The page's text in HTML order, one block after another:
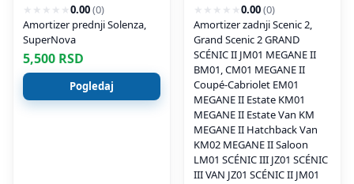
★ ★ ★ ★ ★ 0.00(0)
Amortizer prednji Solenza,
SuperNova
5,500 RSD
Pogledaj
★ ★ ★ ★ ★ 0.00(0)
Amortizer zadnji Scenic 2,
Grand Scenic 2 GRAND
SCÉNIC II JM01 MEGANE II
BM01, CM01 MEGANE II
Coupé-Cabriolet EM01
MEGANE II Estate KM01
MEGANE II Estate Van KM
MEGANE II Hatchback Van
KM02 MEGANE II Saloon
LM01 SCÉNIC III JZ01 SCÉNIC
III VAN JZ01 SCÉNIC II JM01